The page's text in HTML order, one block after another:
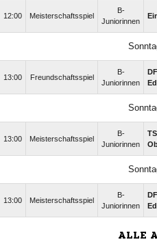
12:00 Meisterschaftsspiel
B-
Juniorinnen
13:00 Freundschaftsspiel
B-
Juniorinnen
13:00 Meisterschaftsspiel
B-
Juniorinnen
13:00 Meisterschaftsspiel
B-
Juniorinnen
ALLE